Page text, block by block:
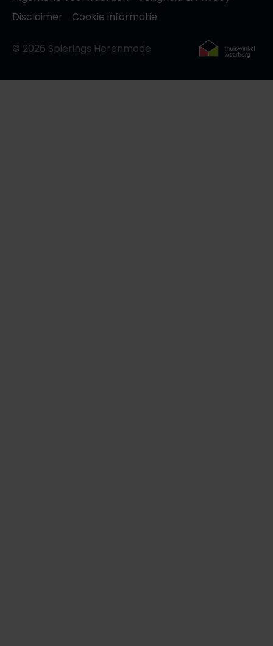
Disclaimer
Cookie informatie
© 2026 Spierings Herenmode